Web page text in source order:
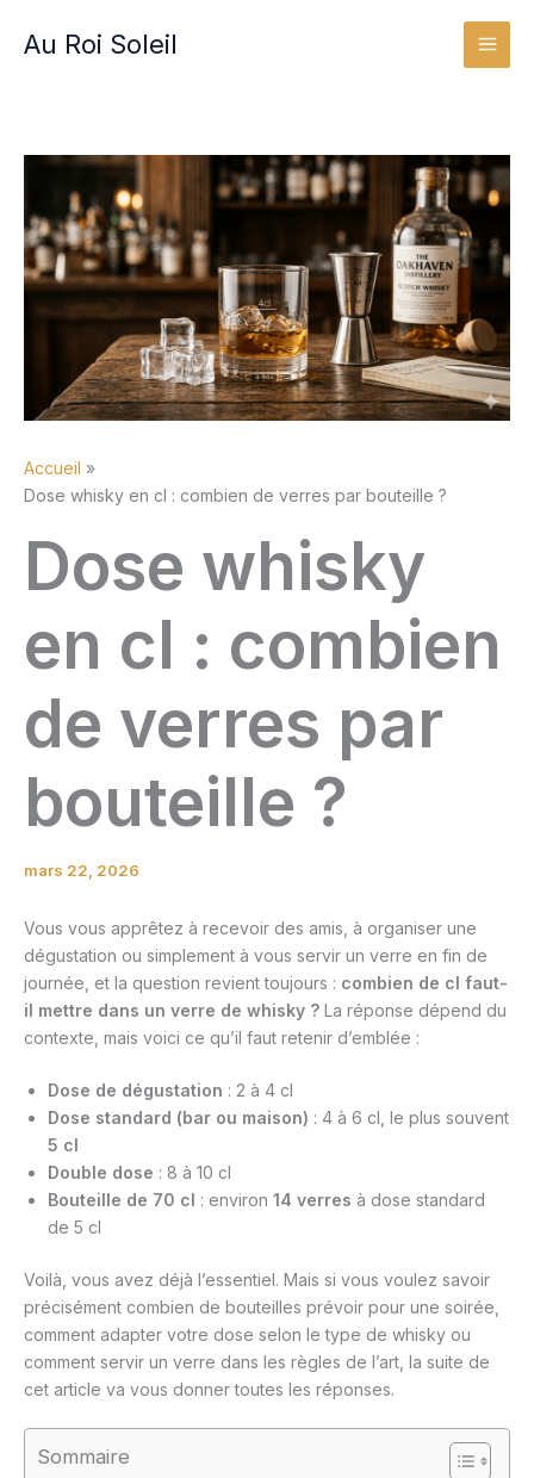
Au Roi Soleil
Accueil
Dose whisky en cl : combien de verres par bouteille ?
Dose whisky
en cl : combien
de verres par
bouteille ?
mars 22, 2026
Vous vous apprêtez à recevoir des amis, à organiser une
dégustation ou simplement à vous servir un verre en fin de
journée, et la question revient toujours : combien de cl faut-
il mettre dans un verre de whisky ? La réponse dépend du
contexte, mais voici ce qu’il faut retenir d’emblée :
Dose de dégustation : 2 à 4 cl
Dose standard (bar ou maison) : 4 à 6 cl, le plus souvent
5 cl
Double dose : 8 à 10 cl
Bouteille de 70 cl : environ 14 verres à dose standard
de 5 cl
Voilà, vous avez déjà l’essentiel. Mais si vous voulez savoir
précisément combien de bouteilles prévoir pour une soirée,
comment adapter votre dose selon le type de whisky ou
comment servir un verre dans les règles de l’art, la suite de
cet article va vous donner toutes les réponses.
Sommaire